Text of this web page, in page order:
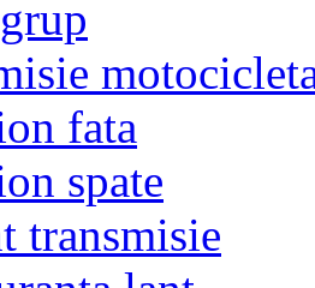
fata
spate
transmisie